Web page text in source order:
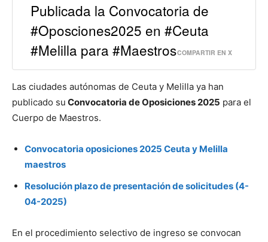
Publicada la Convocatoria de
#Oposciones2025 en #Ceuta
#Melilla para #MaestrosCOMPARTIR EN X
Las ciudades autónomas de Ceuta y Melilla ya han
publicado su Convocatoria de Oposiciones 2025 para el
Cuerpo de Maestros.
Convocatoria oposiciones 2025 Ceuta y Melilla
maestros
Resolución plazo de presentación de solicitudes (4-
04-2025)
En el procedimiento selectivo de ingreso se convocan